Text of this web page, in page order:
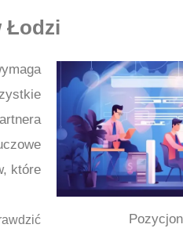
Łodzi
które